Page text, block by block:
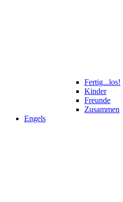
Fertig...los!
Kinder
Freunde
Zusammen
Engels